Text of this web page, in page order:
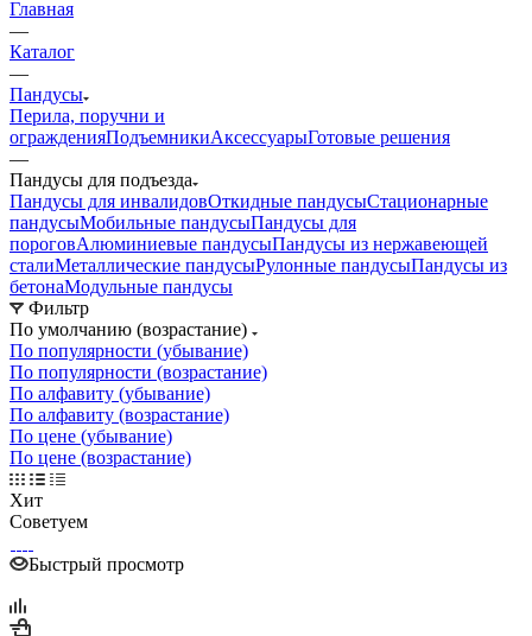
Главная
—
Каталог
—
Пандусы
Перила, поручни и
огражденияПодъемникиАксессуарыГотовые решения
—
Пандусы для подъезда
Пандусы для инвалидовОткидные пандусыСтационарные
пандусыМобильные пандусыПандусы для
пороговАлюминиевые пандусыПандусы из нержавеющей
сталиМеталлические пандусыРулонные пандусыПандусы из
бетонаМодульные пандусы
Фильтр
По умолчанию (возрастание)
По популярности (убывание)
По популярности (возрастание)
По алфавиту (убывание)
По алфавиту (возрастание)
По цене (убывание)
По цене (возрастание)
Хит
Советуем
Быстрый просмотр